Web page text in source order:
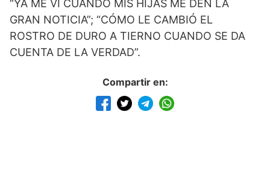
“YA ME VI CUANDO MIS HIJAS ME DEN LA
GRAN NOTICIA”; “CÓMO LE CAMBIÓ EL
ROSTRO DE DURO A TIERNO CUANDO SE DA
CUENTA DE LA VERDAD”.
Compartir en: